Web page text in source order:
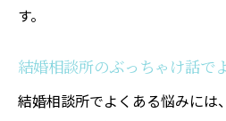
す。
結婚相談所のぶっちゃけ話で
結婚相談所でよくある悩みには